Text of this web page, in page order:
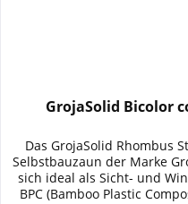
GrojaSolid Bicolor
Das GrojaSolid Rhombus
Selbstbauzaun der Marke
sich ideal als Sicht- und
BPC (Bamboo Plastic